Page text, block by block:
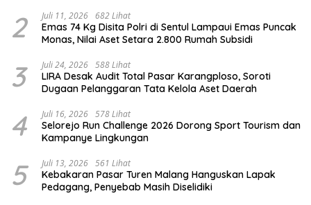
2 Juli 11, 2026 682 Lihat
Emas 74 Kg Disita Polri di Sentul Lampaui Emas Puncak
Monas, Nilai Aset Setara 2.800 Rumah Subsidi
3 Juli 24, 2026 588 Lihat
LIRA Desak Audit Total Pasar Karangploso, Soroti
Dugaan Pelanggaran Tata Kelola Aset Daerah
4 Juli 16, 2026 578 Lihat
Selorejo Run Challenge 2026 Dorong Sport Tourism dan
Kampanye Lingkungan
5 Juli 13, 2026 561 Lihat
Kebakaran Pasar Turen Malang Hanguskan Lapak
Pedagang, Penyebab Masih Diselidiki